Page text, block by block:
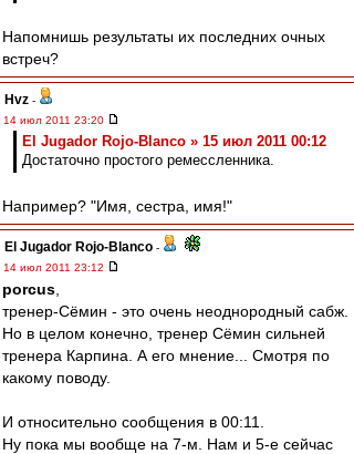
Напомнишь результаты их последних очных
встреч?
Hvz -
14 июл 2011 23:20
El Jugador Rojo-Blanco » 15 июл 2011 00:12
Достаточно простого ремессленника.
Например? "Имя, сестра, имя!"
El Jugador Rojo-Blanco -
14 июл 2011 23:12
porcus
тренер-Сёмин - это очень неоднородный сабж.
Но в целом конечно, тренер Сёмин сильней
тренера Карпина. А его мнение... Смотря по
какому поводу.
И относительно сообщения в 00:11.
Ну пока мы вообще на 7-м. Нам и 5-е сейчас